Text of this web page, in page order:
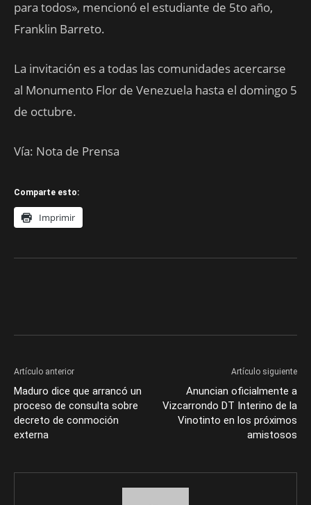
para todos», mencionó el estudiante de 5to año,
Franklin Barreto.
La invitación es a todas las comunidades acercarse
al Monumento Flor de Venezuela hasta el domingo 5
de octubre.
Vía: Nota de Prensa
Comparte esto:
Imprimir
Artículo anterior
Maduro dice que arrancó un
proceso de consulta sobre
decreto de conmoción
externa
Artículo siguiente
Anuncian oficialmente a
Vizcarrondo DT Interino de la
Vinotinto en los próximos
amistosos